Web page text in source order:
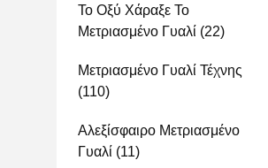
Το Οξύ Χάραξε Το
Μετριασμένο Γυαλί (22)
Μετριασμένο Γυαλί Τέχνης
(110)
Αλεξίσφαιρο Μετριασμένο
Γυαλί (11)